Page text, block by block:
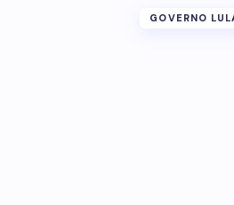
GOVERNO